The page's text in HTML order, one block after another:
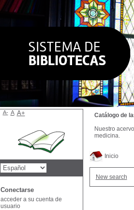
Inicio
New search
Catálogo de
Nuestro
medicina.
A- A A+
Conectarse
acceder a su cuenta de
usuario